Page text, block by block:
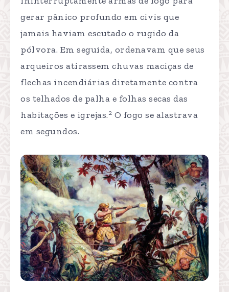
gerar pânico profundo em civis que
jamais haviam escutado o rugido da
pólvora. Em seguida, ordenavam que seus
arqueiros atirassem chuvas maciças de
flechas incendiárias diretamente contra
os telhados de palha e folhas secas das
habitações e igrejas.2 O fogo se alastrava
em segundos.